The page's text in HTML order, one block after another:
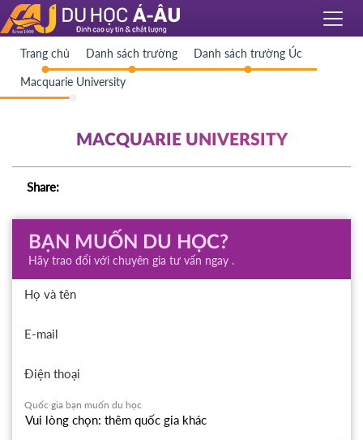
Trang chủ Danh sách trường Danh sách trường Úc
Macquarie University
MACQUARIE UNIVERSITY
Share:
BẠN MUỐN DU HỌC?
Hãy trao đổi với chuyên gia tư vấn ngay .
Họ và tên
E-mail
Điện thoại
Quốc gia bạn muốn du học